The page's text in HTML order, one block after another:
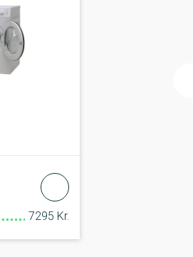
7295 Kr.